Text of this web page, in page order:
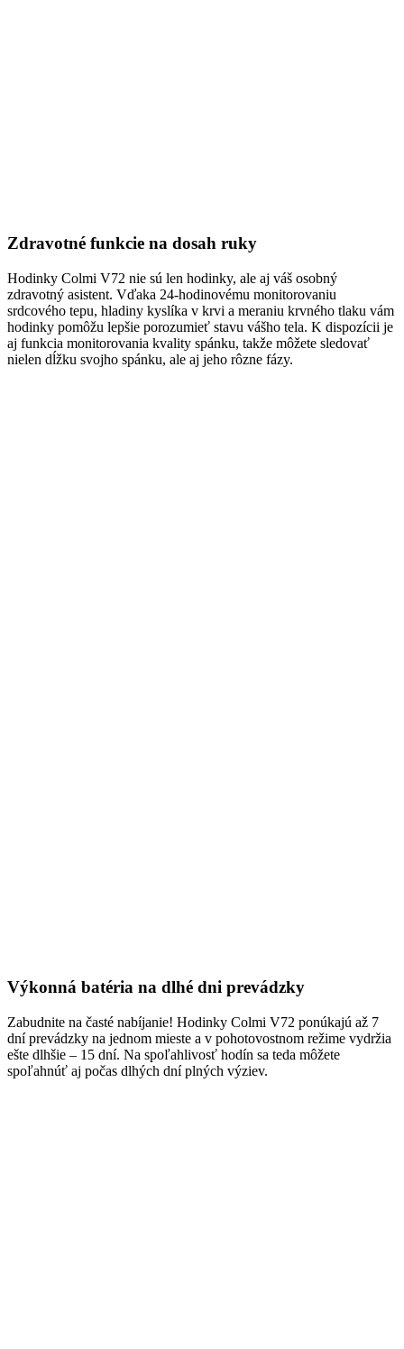
Zdravotné funkcie na dosah ruky
Hodinky Colmi V72 nie sú len hodinky, ale aj váš osobný
zdravotný asistent. Vďaka 24-hodinovému monitorovaniu
srdcového tepu, hladiny kyslíka v krvi a meraniu krvného tlaku vám
hodinky pomôžu lepšie porozumieť stavu vášho tela. K dispozícii je
aj funkcia monitorovania kvality spánku, takže môžete sledovať
nielen dĺžku svojho spánku, ale aj jeho rôzne fázy.
Výkonná batéria na dlhé dni prevádzky
Zabudnite na časté nabíjanie! Hodinky Colmi V72 ponúkajú až 7
dní prevádzky na jednom mieste a v pohotovostnom režime vydržia
ešte dlhšie – 15 dní. Na spoľahlivosť hodín sa teda môžete
spoľahnúť aj počas dlhých dní plných výziev.